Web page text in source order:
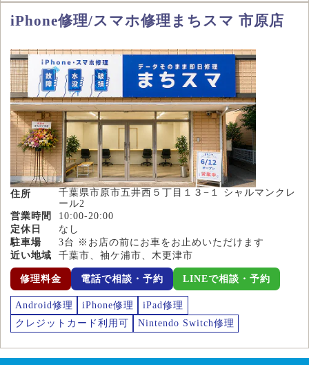
iPhone修理/スマホ修理まちスマ 市原店
住所
千葉県市原市五井西５丁目１３−１ シャルマンクレ
ール2
営業時間
10:00-20:00
定休日
なし
駐車場
3台 ※お店の前にお車をお止めいただけます
近い地域
千葉市、袖ケ浦市、木更津市
修理料金 電話で相談・予約 LINEで相談・予約
Android修理 iPhone修理
iPad修理
クレジットカード利用可
Nintendo Switch修理